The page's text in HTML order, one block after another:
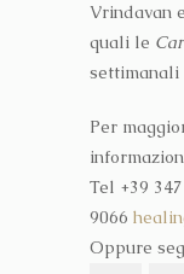
Vrindavan
quali le
settimanali
Per
Tel +39
9066
Oppure